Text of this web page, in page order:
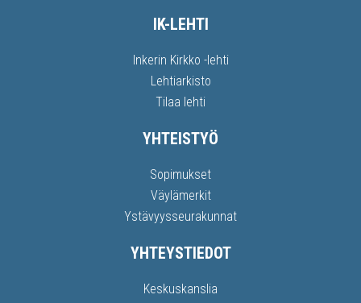
IK-LEHTI
Inkerin Kirkko -lehti
Lehtiarkisto
Tilaa lehti
YHTEISTYÖ
Sopimukset
Väylämerkit
Ystävyysseurakunnat
YHTEYSTIEDOT
Keskuskanslia